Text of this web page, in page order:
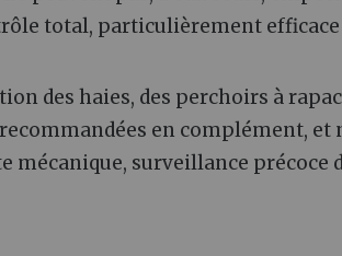
total, particulièrement efficace
des haies, des perchoirs à
en complément, et
surveillance précoce